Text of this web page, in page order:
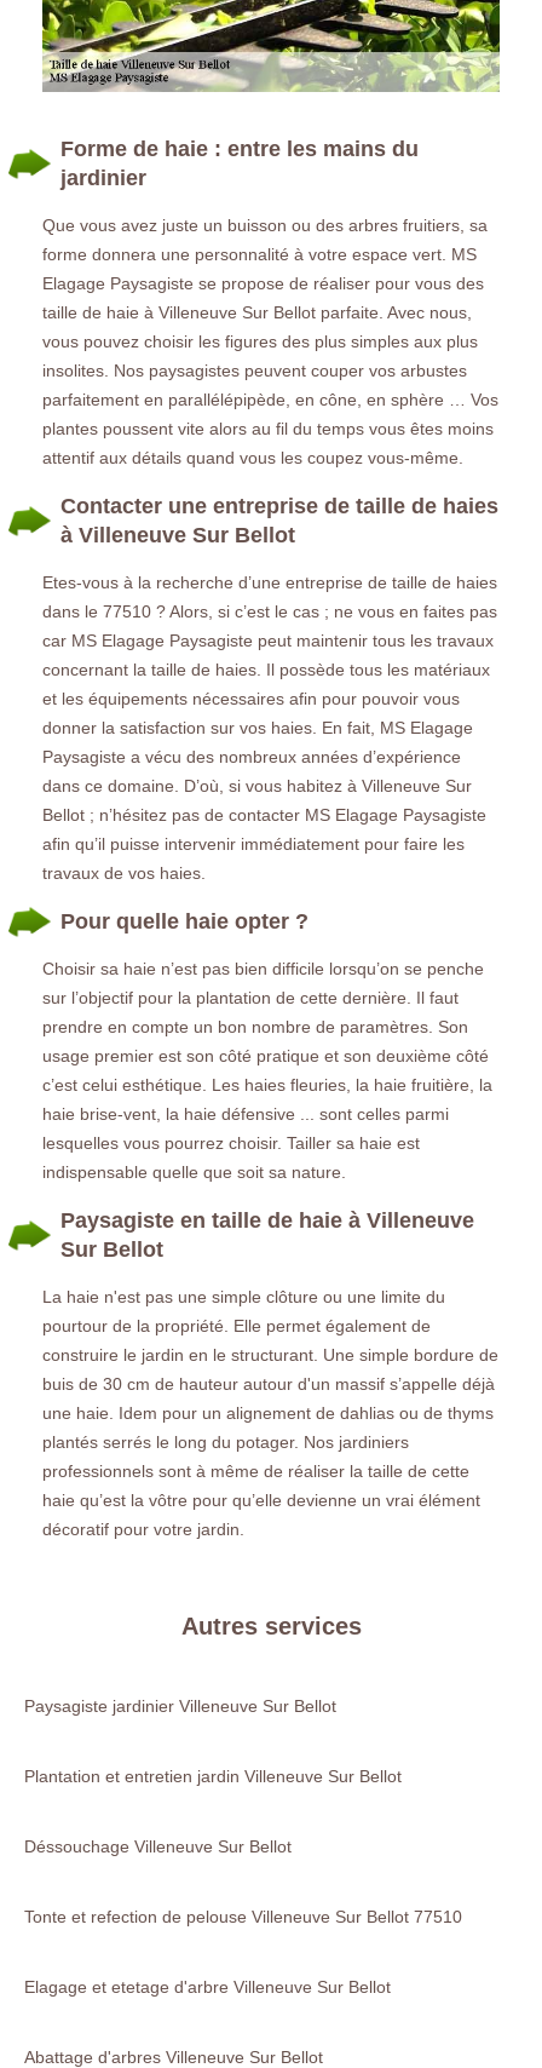
Forme de haie : entre les mains du
jardinier
Que vous avez juste un buisson ou des arbres fruitiers, sa
forme donnera une personnalité à votre espace vert. MS
Elagage Paysagiste se propose de réaliser pour vous des
taille de haie à Villeneuve Sur Bellot parfaite. Avec nous,
vous pouvez choisir les figures des plus simples aux plus
insolites. Nos paysagistes peuvent couper vos arbustes
parfaitement en parallélépipède, en cône, en sphère … Vos
plantes poussent vite alors au fil du temps vous êtes moins
attentif aux détails quand vous les coupez vous-même.
Contacter une entreprise de taille de haies
à Villeneuve Sur Bellot
Etes-vous à la recherche d’une entreprise de taille de haies
dans le 77510 ? Alors, si c’est le cas ; ne vous en faites pas
car MS Elagage Paysagiste peut maintenir tous les travaux
concernant la taille de haies. Il possède tous les matériaux
et les équipements nécessaires afin pour pouvoir vous
donner la satisfaction sur vos haies. En fait, MS Elagage
Paysagiste a vécu des nombreux années d’expérience
dans ce domaine. D’où, si vous habitez à Villeneuve Sur
Bellot ; n’hésitez pas de contacter MS Elagage Paysagiste
afin qu’il puisse intervenir immédiatement pour faire les
travaux de vos haies.
Pour quelle haie opter ?
Choisir sa haie n’est pas bien difficile lorsqu’on se penche
sur l’objectif pour la plantation de cette dernière. Il faut
prendre en compte un bon nombre de paramètres. Son
usage premier est son côté pratique et son deuxième côté
c’est celui esthétique. Les haies fleuries, la haie fruitière, la
haie brise-vent, la haie défensive ... sont celles parmi
lesquelles vous pourrez choisir. Tailler sa haie est
indispensable quelle que soit sa nature.
Paysagiste en taille de haie à Villeneuve
Sur Bellot
La haie n'est pas une simple clôture ou une limite du
pourtour de la propriété. Elle permet également de
construire le jardin en le structurant. Une simple bordure de
buis de 30 cm de hauteur autour d'un massif s’appelle déjà
une haie. Idem pour un alignement de dahlias ou de thyms
plantés serrés le long du potager. Nos jardiniers
professionnels sont à même de réaliser la taille de cette
haie qu’est la vôtre pour qu’elle devienne un vrai élément
décoratif pour votre jardin.
Autres services
Paysagiste jardinier Villeneuve Sur Bellot
Plantation et entretien jardin Villeneuve Sur Bellot
Déssouchage Villeneuve Sur Bellot
Tonte et refection de pelouse Villeneuve Sur Bellot 77510
Elagage et etetage d'arbre Villeneuve Sur Bellot
Abattage d'arbres Villeneuve Sur Bellot